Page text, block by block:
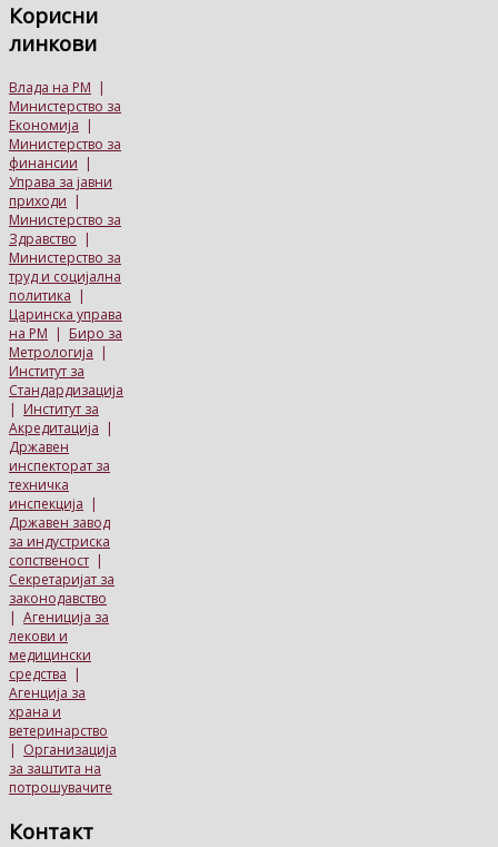
Корисни
линкови
Влада на РМ |
Министерство за
Економија |
Министерство за
финансии |
Управа за јавни
приходи |
Министерство за
Здравство |
Министерство за
труд и социјална
политика |
Царинска управа
на РМ | Биро за
Метрологија |
Институт за
Стандардизација
| Институт за
Акредитација |
Државен
инспекторат за
техничка
инспекција |
Државен завод
за индустриска
сопственост |
Секретаријат за
законодавство
| Агениција за
лекови и
медицински
средства |
Агенција за
храна и
ветеринарство
| Организација
за заштита на
потрошувачите
Контакт